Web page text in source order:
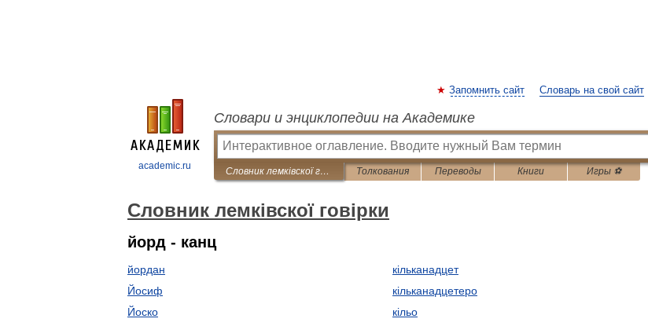
academic.ru
Запомнить сайт Словарь на свой сайт
Словари и энциклопедии на Академике
Словник лемківскої говірки Толкования Переводы Книги Игры ⚽
Словник лемківскої говірки
йорд - канц
йордан
Йосиф
Йоско
кільканадцет
кільканадцетеро
кільо